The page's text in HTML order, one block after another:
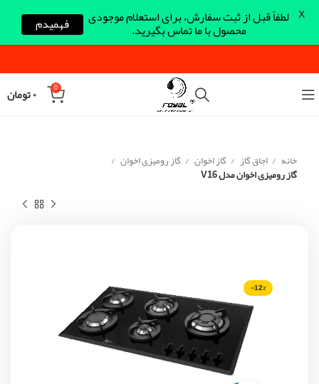
0 ۰تومان
خانه اجاق گاز گاز اخوان گاز رومیزی اخوان
گاز رومیزی اخوان مدل V16
-12%
لطفاً قبل از ثبت سفارش، برای استعلام موجودی
محصول با ما تماس بگیرید. فهمیدم X